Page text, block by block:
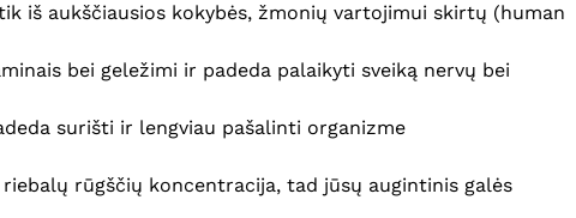
iš aukščiausios kokybės, žmonių vartojimui skirtų (human
bei geležimi ir padeda palaikyti sveiką nervų bei
surišti ir lengviau pašalinti organizme
rūgščių koncentracija, tad jūsų augintinis galės